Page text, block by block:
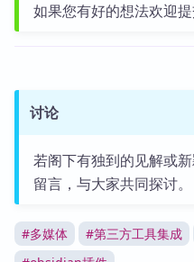
如果您有好的想法欢迎提
讨论
若阁下有独到的见解或
留言，与大家共同探讨。
#多媒体 #第三方工具集成